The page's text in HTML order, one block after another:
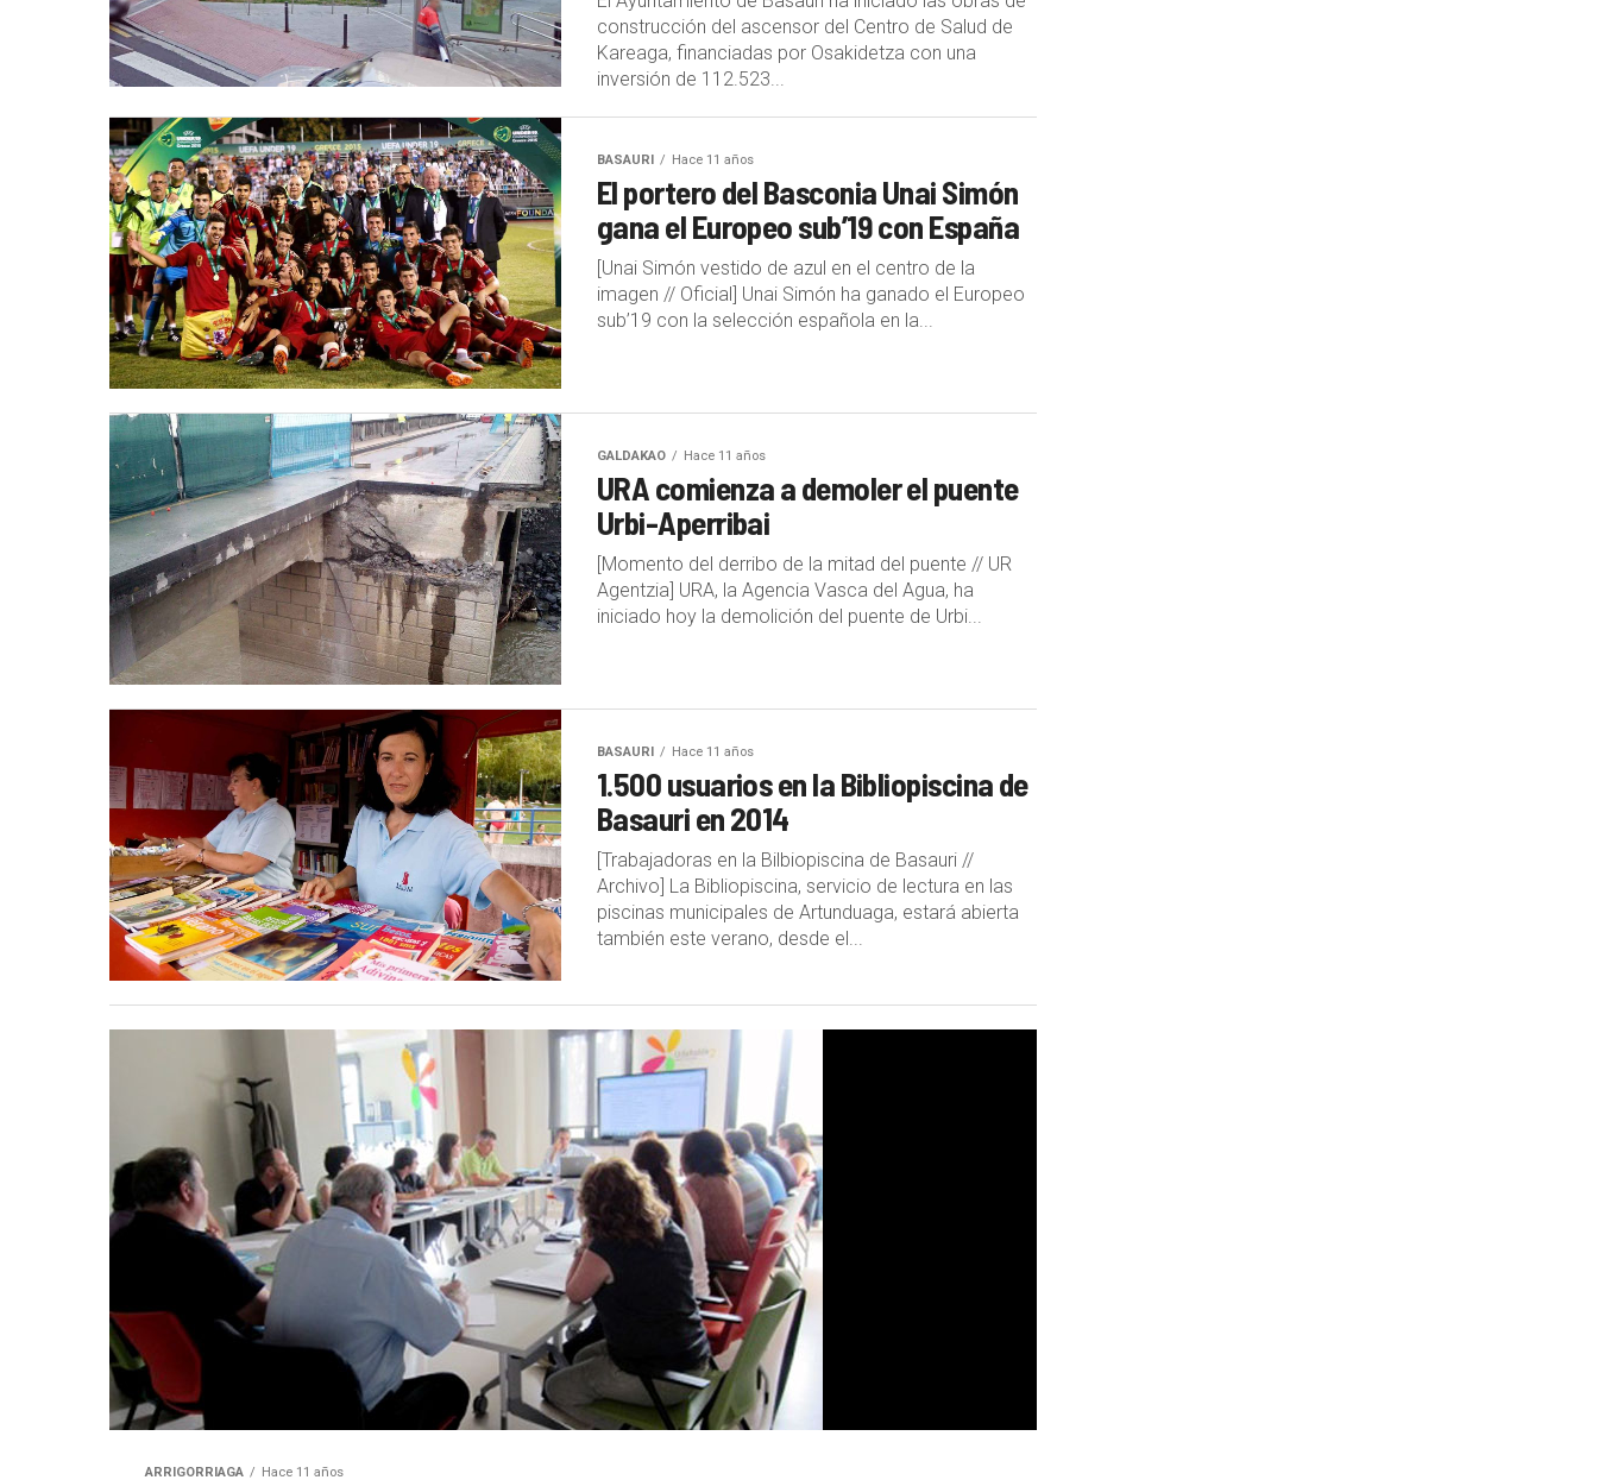
construcción del ascensor del Centro de Salud de
Kareaga, financiadas por Osakidetza con una
inversión de 112.523...
BASAURI Hace 11 años
El portero del Basconia Unai Simón
gana el Europeo sub’19 con España
[Unai Simón vestido de azul en el centro de la
imagen // Oficial] Unai Simón ha ganado el Europeo
sub’19 con la selección española en la...
GALDAKAO Hace 11 años
URA comienza a demoler el puente
Urbi-Aperribai
[Momento del derribo de la mitad del puente // UR
Agentzia] URA, la Agencia Vasca del Agua, ha
iniciado hoy la demolición del puente de Urbi...
BASAURI Hace 11 años
1.500 usuarios en la Bibliopiscina de
Basauri en 2014
[Trabajadoras en la Bilbiopiscina de Basauri //
Archivo] La Bibliopiscina, servicio de lectura en las
piscinas municipales de Artunduaga, estará abierta
también este verano, desde el...
ARRIGORRIAGA Hace 11 años